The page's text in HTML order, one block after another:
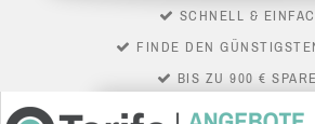
SCHNELL &
FINDE DEN
BIS ZU 900 €